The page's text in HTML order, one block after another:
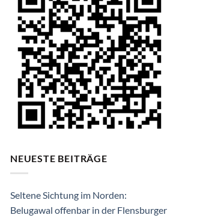
NEUESTE BEITRÄGE
Seltene Sichtung im Norden:
Belugawal offenbar in der Flensburger